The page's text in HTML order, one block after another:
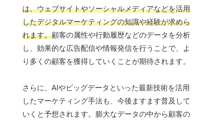
は、ウェブサイトやソーシャルメディアなどを活用
したデジタルマーケティングの知識や経験が求めら
れます。顧客の属性や行動履歴などのデータを分析
し、効果的な広告配信や情報発信を行うことで、よ
り多くの顧客を獲得していくことが期待されます。
さらに、AIやビッグデータといった最新技術を活用
したマーケティング手法も、今後ますます普及して
いくと予想されます。膨大なデータの中から顧客の